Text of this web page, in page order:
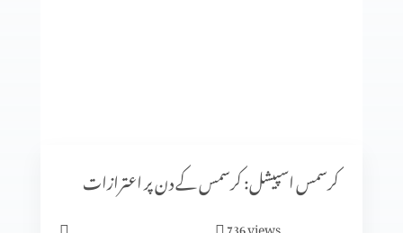
کرسمس اسپیشل: سنتِ ابراہیمی (حصہ 2)
کرسمس اسپیشل: کرسمس کے دن پر اعترازات
views